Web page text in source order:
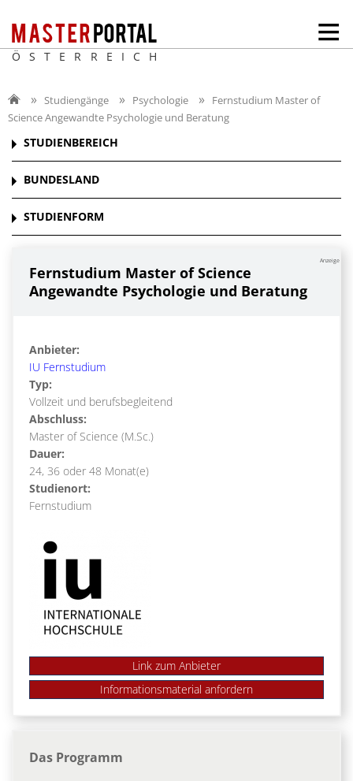
ÖSTERREICH
Studiengänge Psychologie
Fernstudium Master of
Science Angewandte Psychologie und Beratung
STUDIENBEREICH
BUNDESLAND
STUDIENFORM
Anzeige
Fernstudium Master of Science
Angewandte Psychologie und Beratung
Anbieter:
IU Fernstudium
Typ:
Vollzeit und berufsbegleitend
Abschluss:
Master of Science (M.Sc.)
Dauer:
24, 36 oder 48 Monat(e)
Studienort:
Fernstudium
Link zum Anbieter
Das Programm